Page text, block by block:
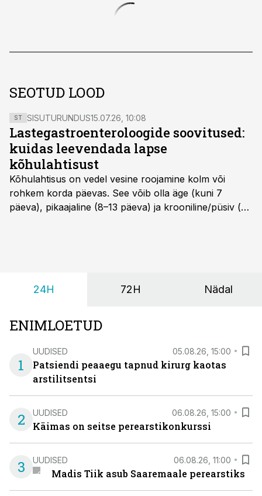
SEOTUD LOOD
ST SISUTURUNDUS15.07.26, 10:08
Lastegastroenteroloogide soovitused:
kuidas leevendada lapse
kõhulahtisust
Kõhulahtisus on vedel vesine roojamine kolm või
rohkem korda päevas. See võib olla äge (kuni 7
päeva), pikaajaline (8–13 päeva) ja krooniline/püsiv (>
24H 72H Nädal
ENIMLOETUD
1
UUDISED 05.08.26, 15:00
Patsiendi peaaegu tapnud kirurg kaotas
arstilitsentsi
2 UUDISED 06.08.26, 15:00
Käimas on seitse perearstikonkurssi
3 UUDISED 06.08.26, 11:00
Madis Tiik asub Saaremaale perearstiks